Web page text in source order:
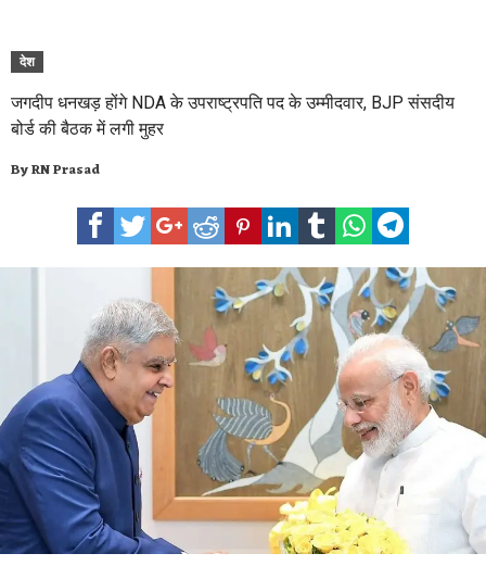
देश
जगदीप धनखड़ होंगे NDA के उपराष्ट्रपति पद के उम्मीदवार, BJP संसदीय
बोर्ड की बैठक में लगी मुहर
ByRN Prasad